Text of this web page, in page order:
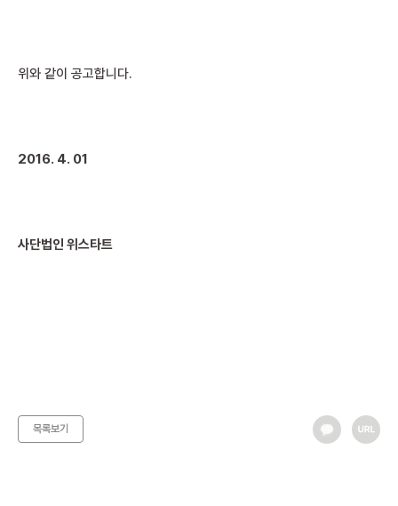
위와 같이 공고합니다.
2016. 4. 01
사단법인 위스타트
목록보기